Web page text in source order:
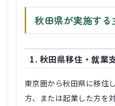
秋田県が実施す
1. 秋田県移住・就業
東京圏から秋田県に移住
方、または起業した方を